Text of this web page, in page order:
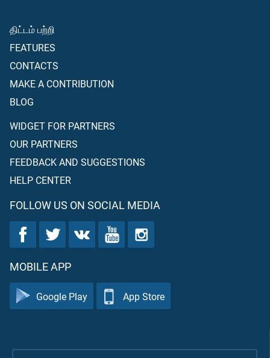
திட்டம் பற்றி
FEATURES
CONTACTS
MAKE A CONTRIBUTION
BLOG
WIDGET FOR PARTNERS
OUR PARTNERS
FEEDBACK AND SUGGESTIONS
HELP CENTER
FOLLOW US ON SOCIAL MEDIA
MOBILE APP
Google Play App Store